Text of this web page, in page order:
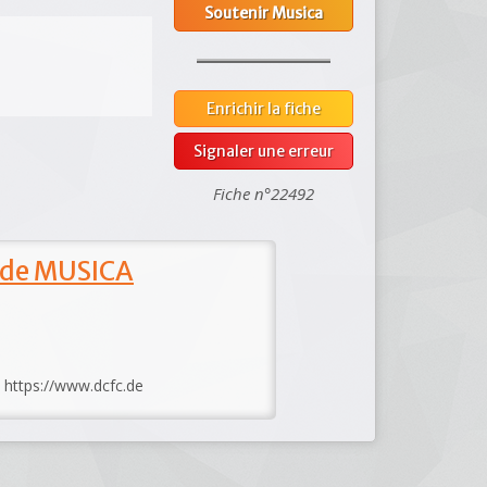
Soutenir Musica
Enrichir la fiche
Signaler une erreur
Fiche n°22492
MUSICA
https://www.dcfc.de